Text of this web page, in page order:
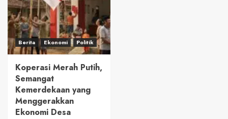
Berita Ekonomi Politik
Koperasi Merah Putih,
Semangat
Kemerdekaan yang
Menggerakkan
Ekonomi Desa